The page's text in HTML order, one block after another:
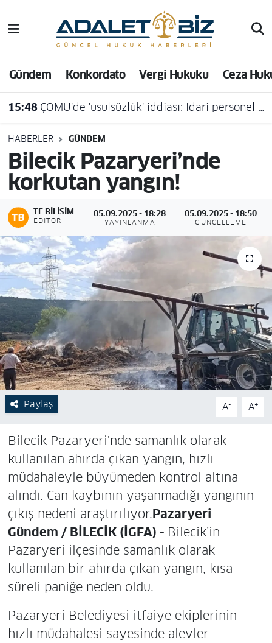
Gündem Konkordato Vergi Hukuku Ceza
15:48 ÇOMÜ'de 'usulsüzlük' iddiası: İdari personel açığa alındı
HABERLER GÜNDEM
Bilecik Pazaryeri’nde
korkutan yangın!
TE BILISIM
EDITÖR
05.09.2025 - 18:28
YAYINLANMA
05.09.2025 - 18:50
GÜNCELLEME
Paylaş A- A+
Bilecik Pazaryeri'nde samanlık olarak
kullanılan ahırda çıkan yangın, hızlı
müdahaleyle büyümeden kontrol altına
alındı. Can kaybının yaşanmadığı yangının
çıkış nedeni araştırılıyor.Pazaryeri
Gündem / BİLECİK (İGFA) - Bilecik’in
Pazaryeri ilçesinde samanlık olarak
kullanılan bir ahırda çıkan yangın, kısa
süreli paniğe neden oldu.
Pazaryeri Belediyesi itfaiye ekiplerinin
hızlı müdahalesi sayesinde alevler
Hava Durumu
Trafik Durumu
Süper Lig Puan Durumu ve Fikstür
Tüm Manşetler
Son Dakika Haberleri